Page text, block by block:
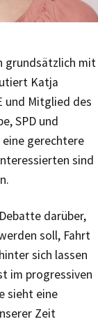
grundsätzlich mit
Katja
und Mitglied des
SPD und
gerechtere
sind
darüber,
soll, Fahrt
sich lassen
im progressiven
sieht eine
Zeit